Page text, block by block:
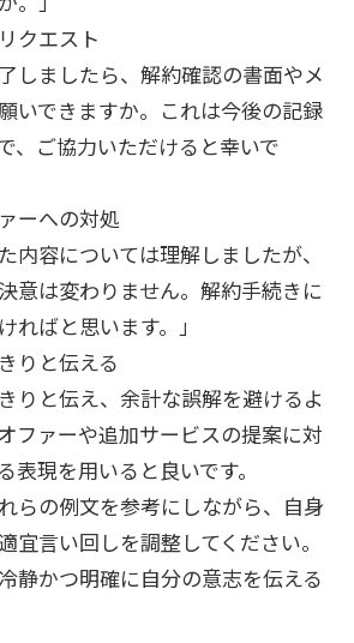
クエスト
しましたら、解約確認の書面やメ
いできますか。これは今後の記録
、ご協力いただけると幸いで
ーへの対処
内容については理解しましたが、
意は変わりません。解約手続きに
ればと思います。」
りと伝える
りと伝え、余計な誤解を避けるよ
ファーや追加サービスの提案に対
表現を用いると良いです。
らの例文を参考にしながら、自身
宜言い回しを調整してください。
静かつ明確に自分の意志を伝える